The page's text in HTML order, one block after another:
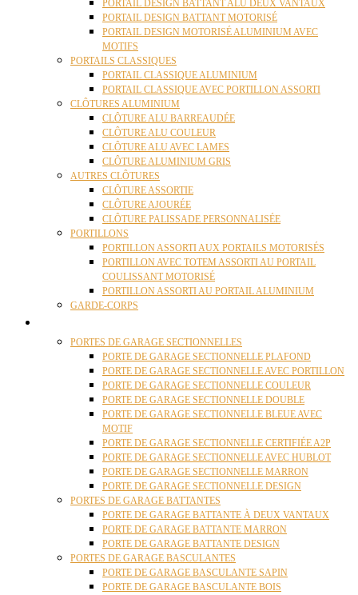
PORTAIL DESIGN BATTANT ALU DEUX VANTAUX
PORTAIL DESIGN BATTANT MOTORISÉ
PORTAIL DESIGN MOTORISÉ ALUMINIUM AVEC
MOTIFS
PORTAILS CLASSIQUES
PORTAIL CLASSIQUE ALUMINIUM
PORTAIL CLASSIQUE AVEC PORTILLON ASSORTI
CLÔTURES ALUMINIUM
CLÔTURE ALU BARREAUDÉE
CLÔTURE ALU COULEUR
CLÔTURE ALU AVEC LAMES
CLÔTURE ALUMINIUM GRIS
AUTRES CLÔTURES
CLÔTURE ASSORTIE
CLÔTURE AJOURÉE
CLÔTURE PALISSADE PERSONNALISÉE
PORTILLONS
PORTILLON ASSORTI AUX PORTAILS MOTORISÉS
PORTILLON AVEC TOTEM ASSORTI AU PORTAIL
COULISSANT MOTORISÉ
PORTILLON ASSORTI AU PORTAIL ALUMINIUM
GARDE-CORPS
PORTES DE GARAGE SECTIONNELLES
PORTE DE GARAGE SECTIONNELLE PLAFOND
PORTE DE GARAGE SECTIONNELLE AVEC PORTILLON
PORTE DE GARAGE SECTIONNELLE COULEUR
PORTE DE GARAGE SECTIONNELLE DOUBLE
PORTE DE GARAGE SECTIONNELLE BLEUE AVEC
MOTIF
PORTE DE GARAGE SECTIONNELLE CERTIFIÉE A2P
PORTE DE GARAGE SECTIONNELLE AVEC HUBLOT
PORTE DE GARAGE SECTIONNELLE MARRON
PORTE DE GARAGE SECTIONNELLE DESIGN
PORTES DE GARAGE BATTANTES
PORTE DE GARAGE BATTANTE À DEUX VANTAUX
PORTE DE GARAGE BATTANTE MARRON
PORTE DE GARAGE BATTANTE DESIGN
PORTES DE GARAGE BASCULANTES
PORTE DE GARAGE BASCULANTE SAPIN
PORTE DE GARAGE BASCULANTE BOIS